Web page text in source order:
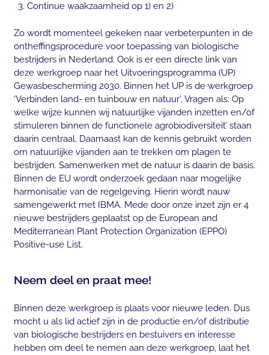
Continue waakzaamheid op 1) en 2)
Zo wordt momenteel gekeken naar verbeterpunten in de
ontheffingsprocedure voor toepassing van biologische
bestrijders in Nederland. Ook is er een directe link van
deze werkgroep naar het Uitvoeringsprogramma (UP)
Gewasbescherming 2030. Binnen het UP is de werkgroep
‘Verbinden land- en tuinbouw en natuur’. Vragen als: Op
welke wijze kunnen wij natuurlijke vijanden inzetten en/of
stimuleren binnen de functionele agrobiodiversiteit’ staan
daarin centraal. Daarnaast kan de kennis gebruikt worden
om natuurlijke vijanden aan te trekken om plagen te
bestrijden. Samenwerken met de natuur is daarin de basis.
Binnen de EU wordt onderzoek gedaan naar mogelijke
harmonisatie van de regelgeving. Hierin wordt nauw
samengewerkt met IBMA. Mede door onze inzet zijn er 4
nieuwe bestrijders geplaatst op de European and
Mediterranean Plant Protection Organization (EPPO)
Positive-use List.
Neem deel en praat mee!
Binnen deze werkgroep is plaats voor nieuwe leden. Dus
mocht u als lid actief zijn in de productie en/of distributie
van biologische bestrijders en bestuivers en interesse
hebben om deel te nemen aan deze werkgroep, laat het